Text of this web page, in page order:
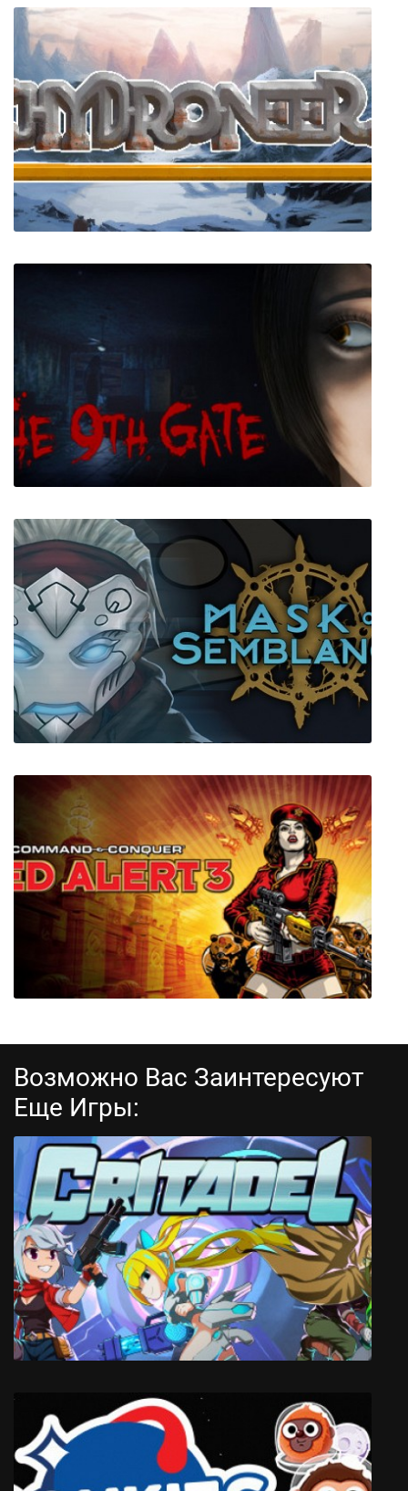
Lemon Cake
The 9th Gate
Mask of Semblance
Command & Conquer: Red Alert 3
Возможно Вас Заинтересуют
Еще Игры: